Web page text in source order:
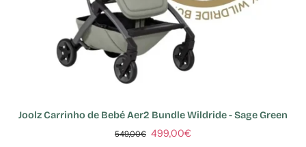
Joolz Carrinho de Bebé Aer2 Bundle Wildride - Sage Green
549,00€ 499,00€